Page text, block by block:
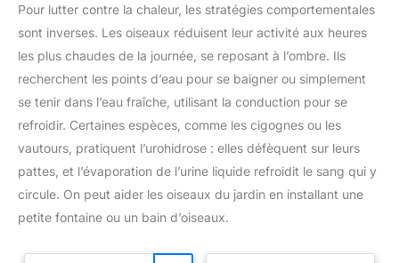
Pour lutter contre la chaleur, les stratégies comportementales
sont inverses. Les oiseaux réduisent leur activité aux heures
les plus chaudes de la journée, se reposant à l’ombre. Ils
recherchent les points d’eau pour se baigner ou simplement
se tenir dans l’eau fraîche, utilisant la conduction pour se
refroidir. Certaines espèces, comme les cigognes ou les
vautours, pratiquent l’urohidrose : elles défèquent sur leurs
pattes, et l’évaporation de l’urine liquide refroidit le sang qui y
circule. On peut aider les oiseaux du jardin en installant une
petite fontaine ou un bain d’oiseaux.